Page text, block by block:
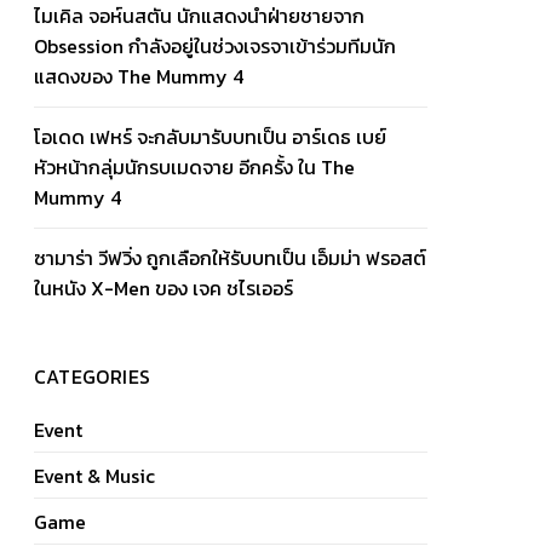
ไมเคิล จอห์นสตัน นักแสดงนำฝ่ายชายจาก
Obsession กำลังอยู่ในช่วงเจรจาเข้าร่วมทีมนัก
แสดงของ The Mummy 4
โอเดด เฟหร์ จะกลับมารับบทเป็น อาร์เดธ เบย์
หัวหน้ากลุ่มนักรบเมดจาย อีกครั้ง ใน The
Mummy 4
ซามาร่า วีฟวิ่ง ถูกเลือกให้รับบทเป็น เอ็มม่า ฟรอสต์
ในหนัง X-Men ของ เจค ชไรเออร์
CATEGORIES
Event
Event & Music
Game